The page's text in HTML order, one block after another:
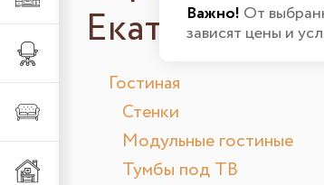
Мебель из металла
Важно! От
зависят цены и
Гостиная
Стенки
Модульные гостиные
Тумбы под ТВ